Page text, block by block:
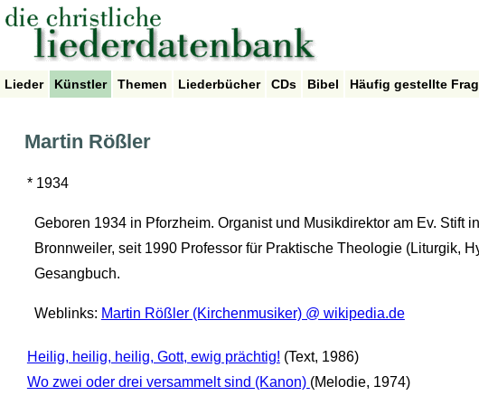
Lieder Künstler Themen Liederbücher CDs Bibel Häufig gestellte
Martin Rößler
* 1934
Geboren 1934 in Pforzheim. Organist und Musikdirektor am Ev.
Bronnweiler, seit 1990 Professor für Praktische Theologie (Liturgik,
Gesangbuch.
Weblinks: Martin Rößler (Kirchenmusiker) @ wikipedia.de
Heilig, heilig, heilig, Gott, ewig prächtig! (Text, 1986)
Wo zwei oder drei versammelt sind (Kanon) (Melodie, 1974)